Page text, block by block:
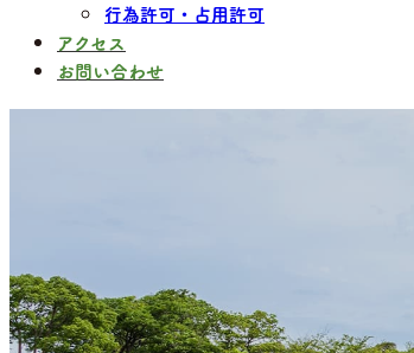
行為許可・占用許可
アクセス
お問い合わせ